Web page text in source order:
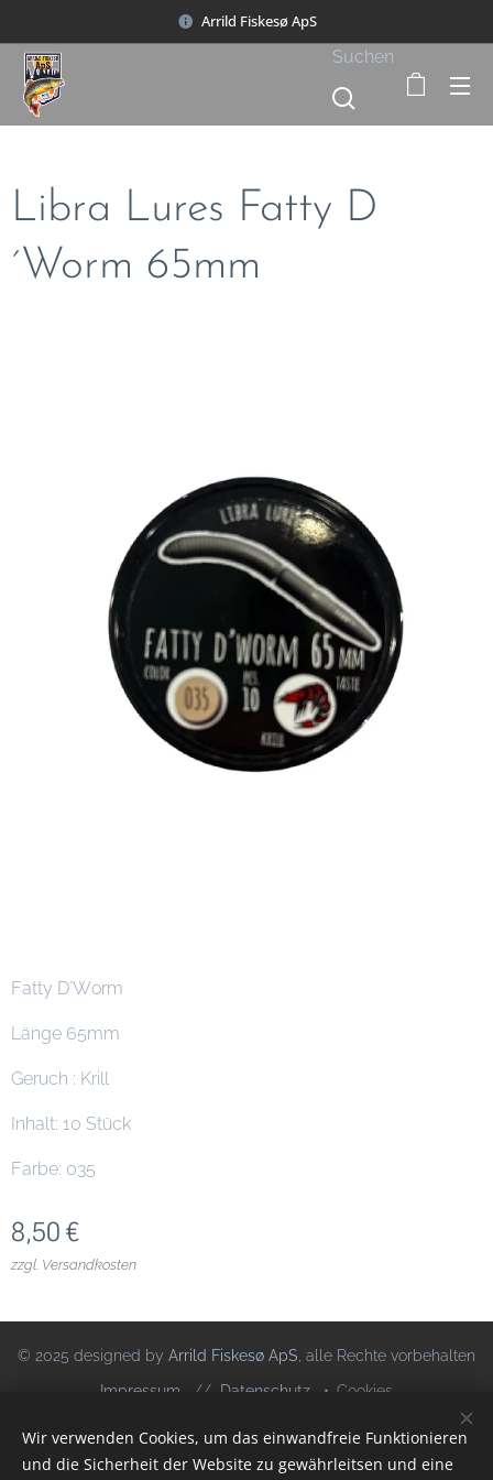
Arrild Fiskesø ApS
Suchen
Libra Lures Fatty D
´Worm 65mm
Fatty D´Worm
Länge 65mm
Geruch : Krill
Inhalt: 10 Stück
Farbe: 035
8,50 €
zzgl. Versandkosten
© 2025 designed by Arrild Fiskesø ApS , alle Rechte vorbehalten
Impressum // Datenschutz Cookies
Sprachen
Deutsch
Dansk
Wir verwenden Cookies, um das einwandfreie Funktionieren
und die Sicherheit der Website zu gewährleitsen und eine